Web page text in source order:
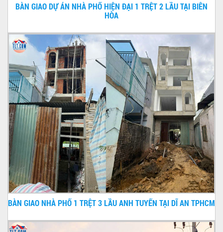
BÀN GIAO DỰ ÁN NHÀ PHỐ HIỆN ĐẠI 1 TRỆT 2 LẦU TẠI BIÊN
HÒA
BÀN GIAO NHÀ PHỐ 1 TRỆT 3 LẦU ANH TUYẾN TẠI DĨ AN TPHCM